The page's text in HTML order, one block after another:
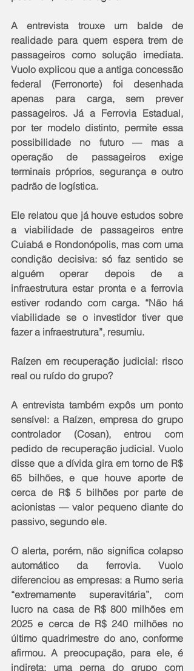
A entrevista trouxe um balde de
realidade para quem espera trem de
passageiros como solução imediata.
Vuolo explicou que a antiga concessão
federal (Ferronorte) foi desenhada
apenas para carga, sem prever
passageiros. Já a Ferrovia Estadual,
por ter modelo distinto, permite essa
possibilidade no futuro — mas a
operação de passageiros exige
terminais próprios, segurança e outro
padrão de logística.
Ele relatou que já houve estudos sobre
a viabilidade de passageiros entre
Cuiabá e Rondonópolis, mas com uma
condição decisiva: só faz sentido se
alguém operar depois de a
infraestrutura estar pronta e a ferrovia
estiver rodando com carga. “Não há
viabilidade se o investidor tiver que
fazer a infraestrutura”, resumiu.
Raízen em recuperação judicial: risco
real ou ruído do grupo?
A entrevista também expôs um ponto
sensível: a Raízen, empresa do grupo
controlador (Cosan), entrou com
pedido de recuperação judicial. Vuolo
disse que a dívida gira em torno de R$
65 bilhões, e que houve aporte de
cerca de R$ 5 bilhões por parte de
acionistas — valor pequeno diante do
passivo, segundo ele.
O alerta, porém, não significa colapso
automático da ferrovia. Vuolo
diferenciou as empresas: a Rumo seria
“extremamente superavitária”, com
lucro na casa de R$ 800 milhões em
2025 e cerca de R$ 240 milhões no
último quadrimestre do ano, conforme
afirmou. A preocupação, para ele, é
indireta: uma perna do grupo com